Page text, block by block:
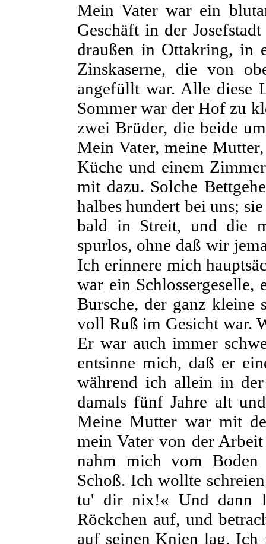
Mein Vater war ein
Geschäft in der
draußen in Ottakring, in
Zinskaserne, die von
angefüllt war. Alle diese
Sommer war der Hof zu
zwei Brüder, die beide
Mein Vater, meine
Küche und einem
mit dazu. Solche
halbes hundert bei uns;
bald in Streit, und die
spurlos, ohne daß wir
Ich erinnere mich
war ein Schlossergeselle,
Bursche, der ganz kleine
voll Ruß im Gesicht war.
Er war auch immer
entsinne mich, daß er
während ich allein in
damals fünf Jahre alt
Meine Mutter war mit
mein Vater von der
nahm mich vom
Schoß. Ich wollte
tu' dir nix!« Und dann
Röckchen auf, und
auf seinen Knien lag.